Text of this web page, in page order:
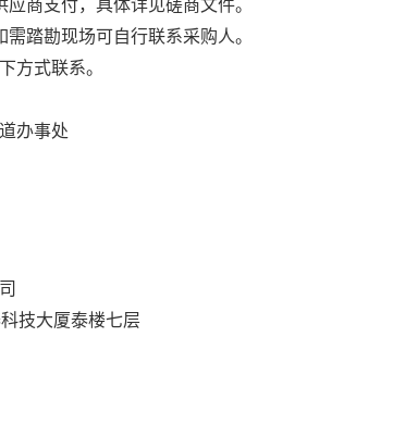
应商支付，具体详见磋商文件。
踏勘现场可自行联系采购人。
方式联系。
办事处
技大厦泰楼七层